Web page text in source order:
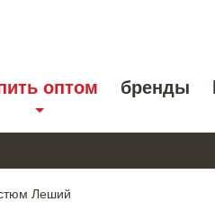
оптом бренды
Леший